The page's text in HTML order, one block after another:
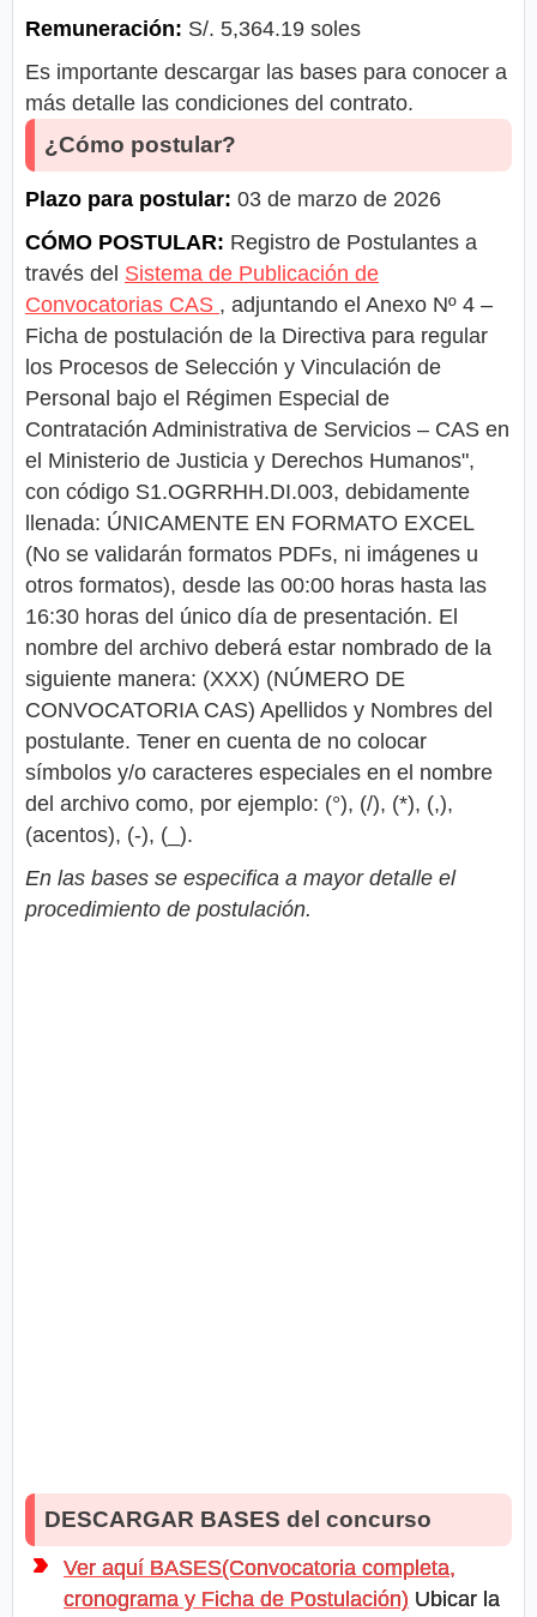
Remuneración: S/. 5,364.19 soles
Es importante descargar las bases para conocer a
más detalle las condiciones del contrato.
¿Cómo postular?
Plazo para postular: 03 de marzo de 2026
CÓMO POSTULAR: Registro de Postulantes a
través del Sistema de Publicación de
Convocatorias CAS , adjuntando el Anexo Nº 4 –
Ficha de postulación de la Directiva para regular
los Procesos de Selección y Vinculación de
Personal bajo el Régimen Especial de
Contratación Administrativa de Servicios – CAS en
el Ministerio de Justicia y Derechos Humanos",
con código S1.OGRRHH.DI.003, debidamente
llenada: ÚNICAMENTE EN FORMATO EXCEL
(No se validarán formatos PDFs, ni imágenes u
otros formatos), desde las 00:00 horas hasta las
16:30 horas del único día de presentación. El
nombre del archivo deberá estar nombrado de la
siguiente manera: (XXX) (NÚMERO DE
CONVOCATORIA CAS) Apellidos y Nombres del
postulante. Tener en cuenta de no colocar
símbolos y/o caracteres especiales en el nombre
del archivo como, por ejemplo: (°), (/), (*), (,),
(acentos), (-), (_).
En las bases se especifica a mayor detalle el
procedimiento de postulación.
DESCARGAR BASES del concurso
Ver aquí BASES(Convocatoria completa,
cronograma y Ficha de Postulación) Ubicar la